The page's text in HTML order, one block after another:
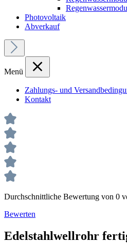
Photovoltaik
Abverkauf
Menü
Zahlungs- und
Kontakt
Durchschnittliche Bewertung von 0
Bewerten
Edelstahlwellrohr